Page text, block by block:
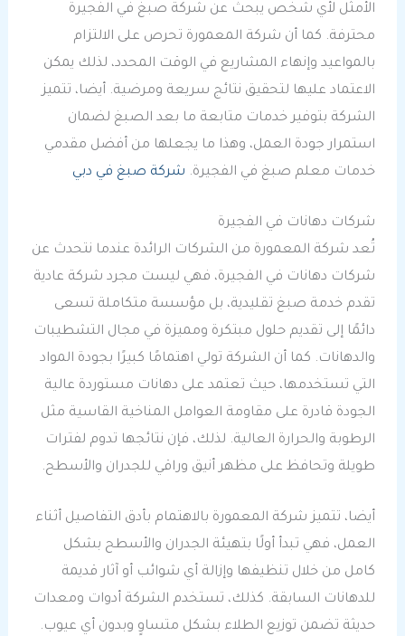
الأمثل لأي شخص يبحث عن شركة صبغ في الفجيرة
محترفة. كما أن شركة المعمورة تحرص على الالتزام
بالمواعيد وإنهاء المشاريع في الوقت المحدد، لذلك يمكن
الاعتماد عليها لتحقيق نتائج سريعة ومرضية. أيضا، تتميز
الشركة بتوفير خدمات متابعة ما بعد الصبغ لضمان
استمرار جودة العمل، وهذا ما يجعلها من أفضل مقدمي
خدمات معلم صبغ في الفجيرة. شركة صبغ في دبي
شركات دهانات في الفجيرة
تُعد شركة المعمورة من الشركات الرائدة عندما نتحدث عن
شركات دهانات في الفجيرة، فهي ليست مجرد شركة عادية
تقدم خدمة صبغ تقليدية، بل مؤسسة متكاملة تسعى
دائمًا إلى تقديم حلول مبتكرة ومميزة في مجال التشطيبات
والدهانات. كما أن الشركة تولي اهتمامًا كبيرًا بجودة المواد
التي تستخدمها، حيث تعتمد على دهانات مستوردة عالية
الجودة قادرة على مقاومة العوامل المناخية القاسية مثل
الرطوبة والحرارة العالية. لذلك، فإن نتائجها تدوم لفترات
طويلة وتحافظ على مظهر أنيق وراقي للجدران والأسطح.
أيضا، تتميز شركة المعمورة بالاهتمام بأدق التفاصيل أثناء
العمل، فهي تبدأ أولًا بتهيئة الجدران والأسطح بشكل
كامل من خلال تنظيفها وإزالة أي شوائب أو آثار قديمة
للدهانات السابقة. كذلك، تستخدم الشركة أدوات ومعدات
حديثة تضمن توزيع الطلاء بشكل متساوٍ وبدون أي عيوب.